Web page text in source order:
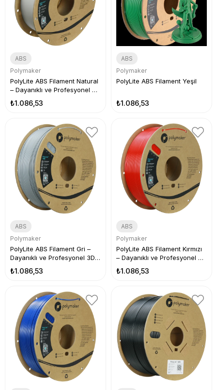
ABS
Polymaker
PolyLite ABS Filament Natural
– Dayanıklı ve Profesyonel 3D
₺1.086,53
ABS
Polymaker
PolyLite ABS Filament Yeşil
₺1.086,53
ABS
Polymaker
PolyLite ABS Filament Gri –
Dayanıklı ve Profesyonel 3D
₺1.086,53
ABS
Polymaker
PolyLite ABS Filament Kırmızı
– Dayanıklı ve Profesyonel 3D
₺1.086,53